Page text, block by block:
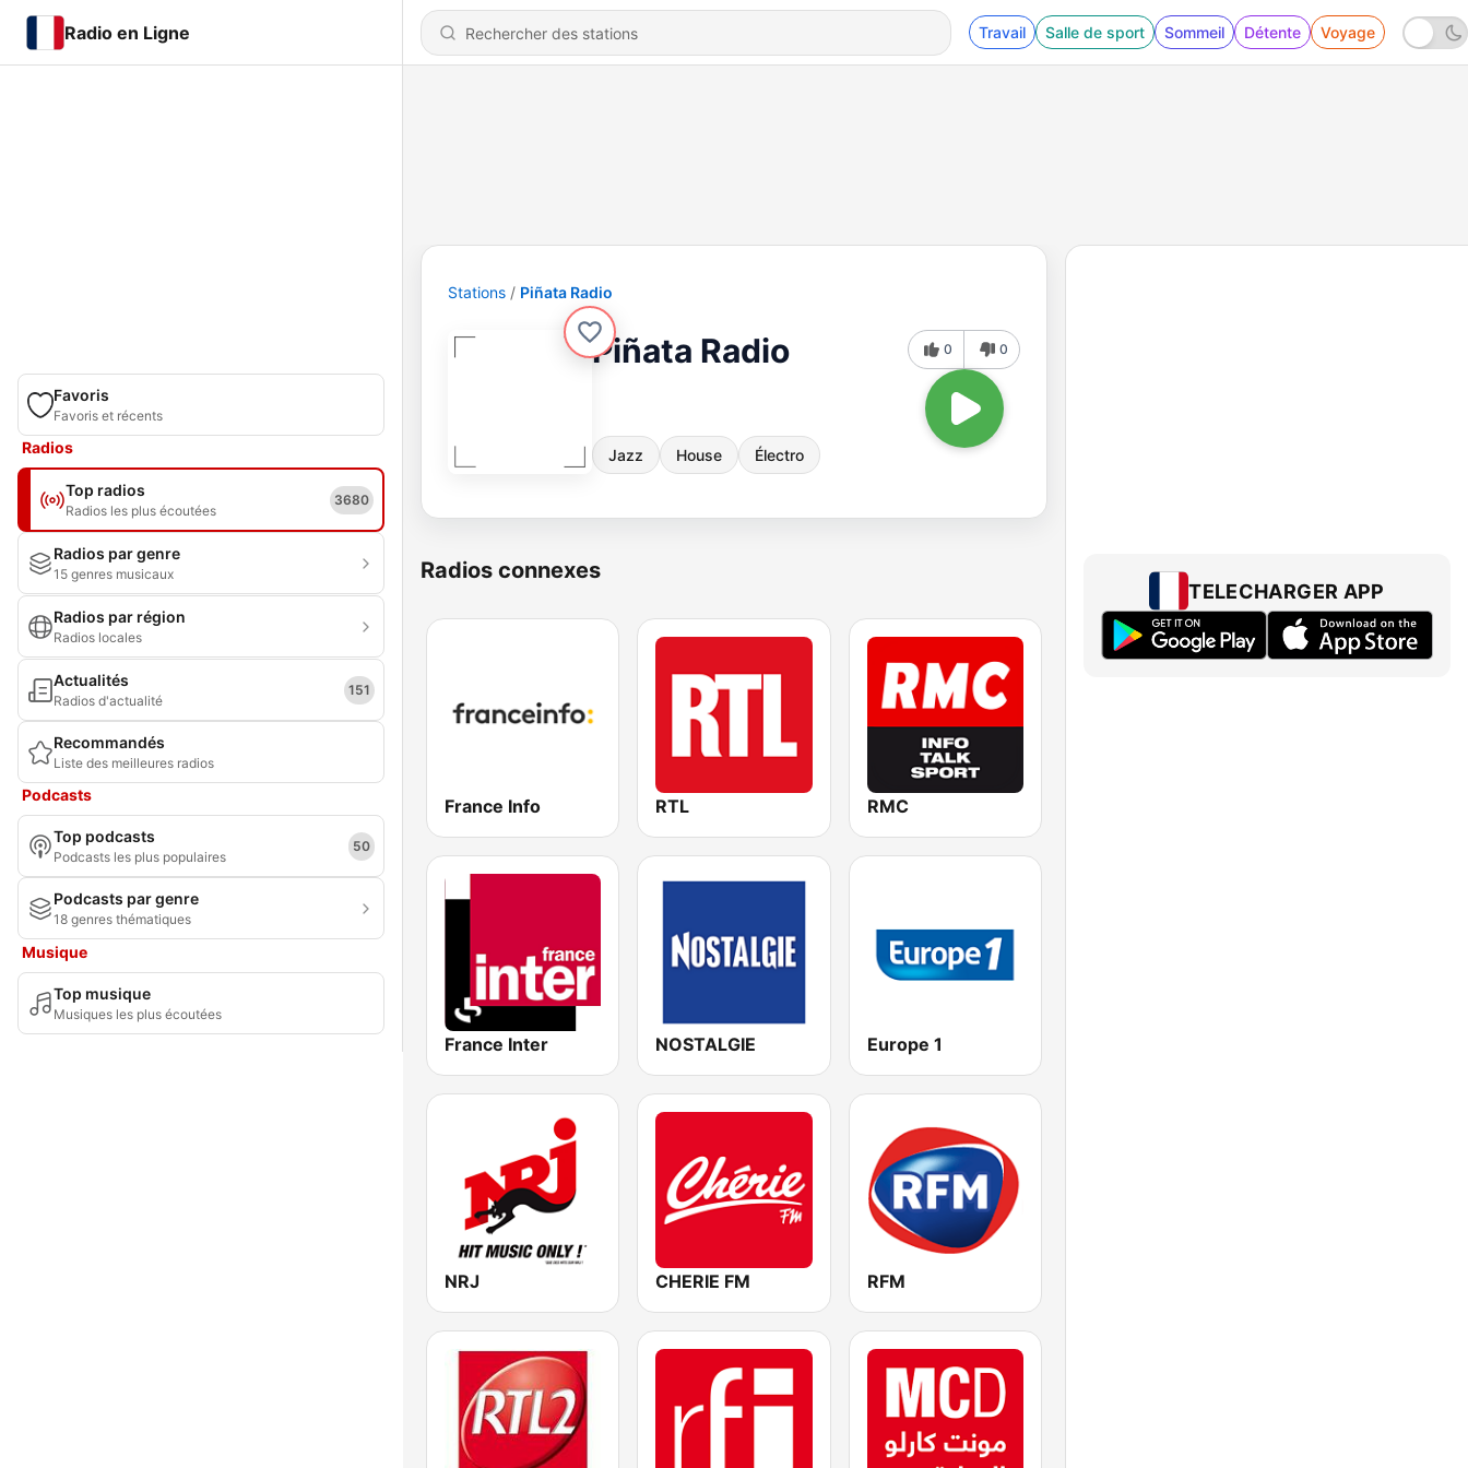
Radio en Ligne Travail Salle de sport Sommeil Détente Voyage
Favoris
Favoris et récents
Radios
Top radios
Radios les plus écoutées
3680
Radios par genre
15 genres musicaux
Radios par région
Radios locales
Actualités
Radios d'actualité
151
Recommandés
Liste des meilleures radios
Podcasts
Top podcasts
Podcasts les plus populaires
50
Podcasts par genre
18 genres thématiques
Musique
Top musique
Musiques les plus écoutées
Stations Piñata Radio
Piñata Radio
Jazz House Électro
0 0
Radios connexes
France Info RTL RMC
France Inter NOSTALGIE Europe 1
NRJ CHERIE FM RFM
TELECHARGER APP